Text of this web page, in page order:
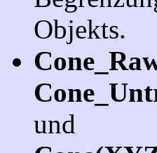
Objekts.
und